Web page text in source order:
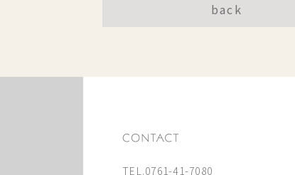
back
TEL.0761-41-7080